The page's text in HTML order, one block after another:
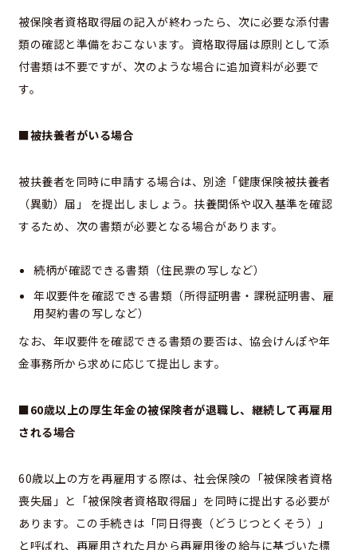
被保険者資格取得届の記入が終わったら、次に必要な添付書
類の確認と準備をおこないます。資格取得届は原則として添
付書類は不要ですが、次のような場合に追加資料が必要で
す。
■被扶養者がいる場合
被扶養者を同時に申請する場合は、別途「健康保険被扶養者
（異動）届」 を提出しましょう。扶養関係や収入基準を確認
するため、次の書類が必要となる場合があります。
続柄が確認できる書類（住民票の写しなど）
年収要件を確認できる書類（所得証明書・課税証明書、雇
用契約書の写しなど）
なお、年収要件を確認できる書類の要否は、協会けんぽや年
金事務所から求めに応じて提出します。
■60歳以上の厚生年金の被保険者が退職し、継続して再雇用
される場合
60歳以上の方を再雇用する際は、社会保険の「被保険者資格
喪失届」と「被保険者資格取得届」を同時に提出する必要が
あります。この手続きは「同日得喪（どうじつとくそう）」
と呼ばれ、再雇用された月から再雇用後の給与に基づいた標